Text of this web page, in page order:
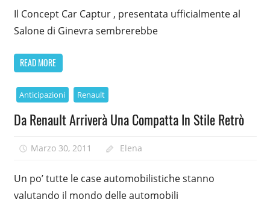
Il Concept Car Captur , presentata ufficialmente al
Salone di Ginevra sembrerebbe
READ MORE
Anticipazioni Renault
Da Renault Arriverà Una Compatta In Stile Retrò
Marzo 30, 2011 Elena
Un po’ tutte le case automobilistiche stanno
valutando il mondo delle automobili